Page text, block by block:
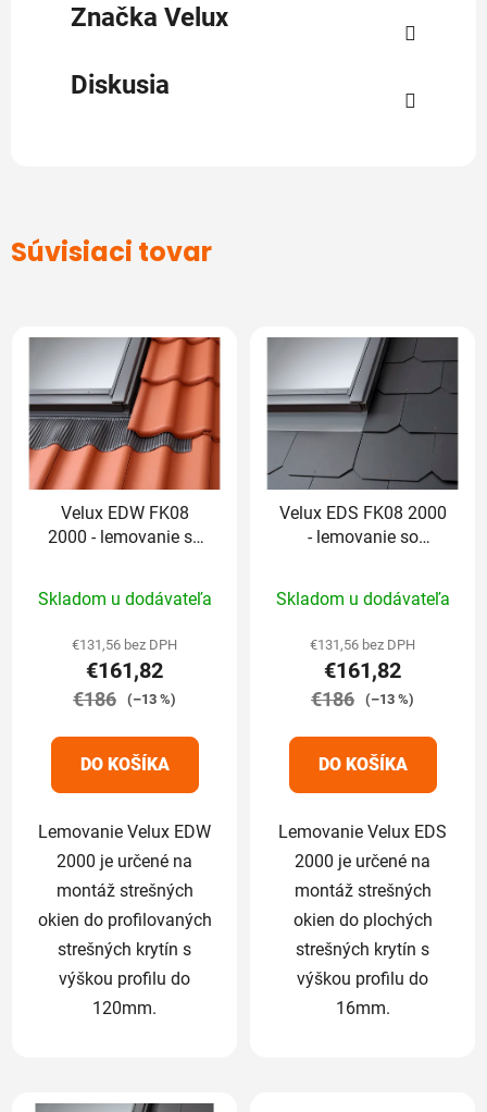
Značka Velux
Diskusia
Súvisiaci tovar
Velux EDW FK08
2000 - lemovanie so
hodnotenie
produktu
je
5,0
5
hviezdičiek.
Skladom u dodávateľa
€131,56 bez DPH
€161,82
€186 (–13 %)
DO KOŠÍKA
Lemovanie Velux EDW
2000 je určené na
montáž strešných
okien do profilovaných
strešných krytín s
výškou profilu do
120mm.
Velux EDS FK08 2000
- lemovanie so
hodnotenie
produktu
je
5,0
5
hviezdičiek.
Skladom u dodávateľa
€131,56 bez DPH
€161,82
€186 (–13 %)
DO KOŠÍKA
Lemovanie Velux EDS
2000 je určené na
montáž strešných
okien do plochých
strešných krytín s
výškou profilu do
16mm.